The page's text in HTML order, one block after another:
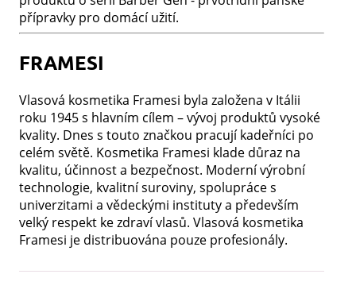
přípravky pro domácí užití.
FRAMESI
Vlasová kosmetika Framesi byla založena v Itálii
roku 1945 s hlavním cílem – vývoj produktů vysoké
kvality. Dnes s touto značkou pracují kadeřníci po
celém světě. Kosmetika Framesi klade důraz na
kvalitu, účinnost a bezpečnost. Moderní výrobní
technologie, kvalitní suroviny, spolupráce s
univerzitami a vědeckými instituty a především
velký respekt ke zdraví vlasů. Vlasová kosmetika
Framesi je distribuována pouze profesionály.